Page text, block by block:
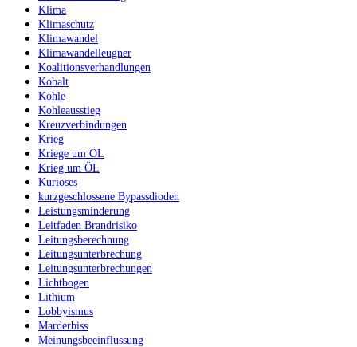
Klima
Klimaschutz
Klimawandel
Klimawandelleugner
Koalitionsverhandlungen
Kobalt
Kohle
Kohleausstieg
Kreuzverbindungen
Krieg
Kriege um ÖL
Krieg um ÖL
Kurioses
kurzgeschlossene Bypassdioden
Leistungsminderung
Leitfaden Brandrisiko
Leitungsberechnung
Leitungsunterbrechung
Leitungsunterbrechungen
Lichtbogen
Lithium
Lobbyismus
Marderbiss
Meinungsbeeinflussung